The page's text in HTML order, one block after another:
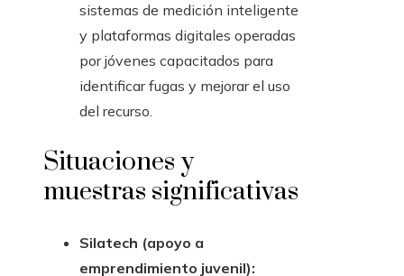
sistemas de medición inteligente
y plataformas digitales operadas
por jóvenes capacitados para
identificar fugas y mejorar el uso
del recurso.
Situaciones y
muestras significativas
Silatech (apoyo a
emprendimiento juvenil):